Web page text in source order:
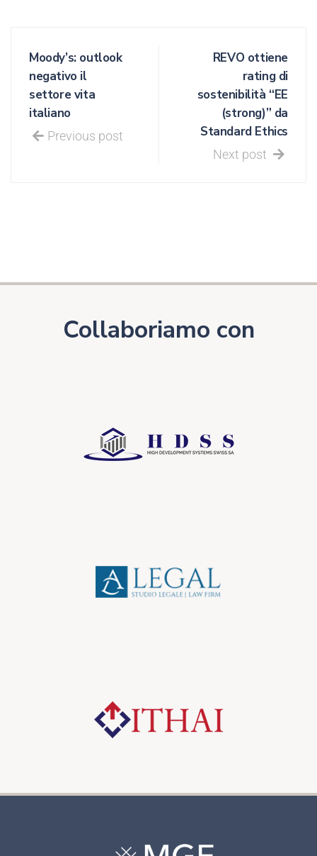
Moody’s: outlook
negativo il
settore vita
italiano
Previous post
REVO ottiene
rating di
sostenibilità “EE
(strong)” da
Standard Ethics
Next post
Collaboriamo con